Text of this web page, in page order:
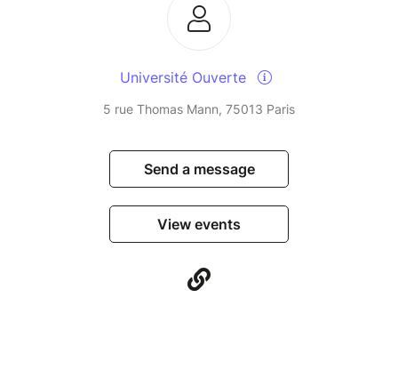
Université Ouverte
5 rue Thomas Mann, 75013 Paris
Send a message
View events